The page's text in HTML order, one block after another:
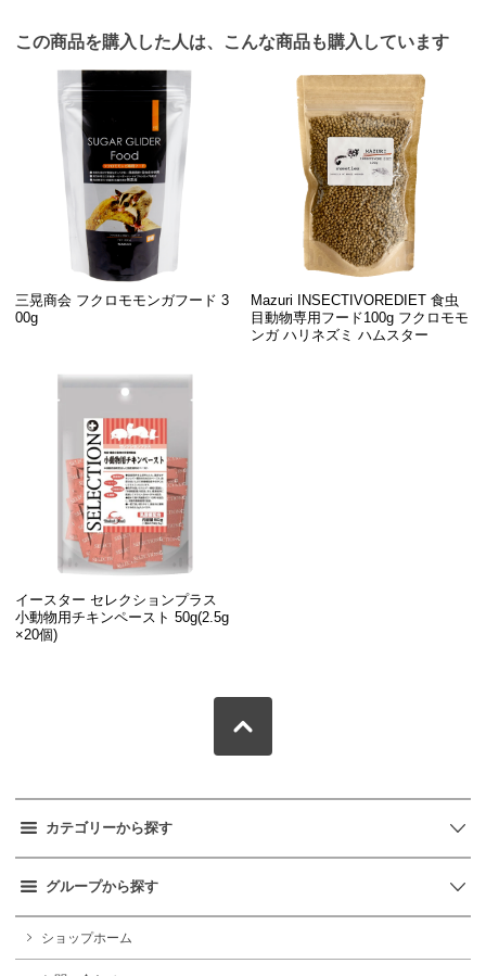
この商品を購入した人は、こんな商品も購入しています
三晃商会 フクロモモンガフード 3
00g
Mazuri INSECTIVOREDIET 食虫
目動物専用フード100g フクロモモ
ンガ ハリネズミ ハムスター
イースター セレクションプラス
小動物用チキンペースト 50g(2.5g
×20個)
カテゴリーから探す
グループから探す
ショップホーム